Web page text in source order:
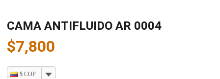
CAMA ANTIFLUIDO AR 0004
$7,800
$ COP